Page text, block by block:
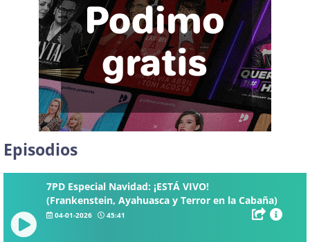
Episodios
7PD Especial Navidad: ¡ESTÁ VIVO!
(Frankenstein, Ayahuasca y Terror en la Cabaña)
04-01-2026 45:41